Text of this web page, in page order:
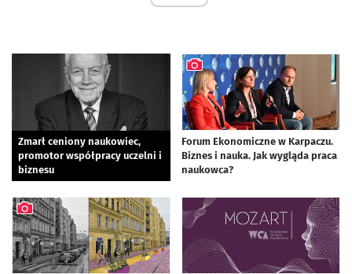
Zmarł ceniony naukowiec,
promotor współpracy uczelni i
biznesu
Forum Ekonomiczne w Karpaczu.
Biznes i nauka. Jak wygląda praca
naukowca?